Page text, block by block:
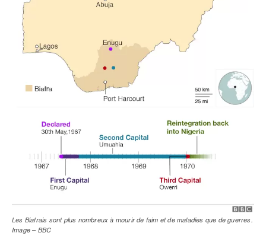
Les Biafrais sont plus nombreux à mourir de faim et de maladies que de guerres.
Image – BBC